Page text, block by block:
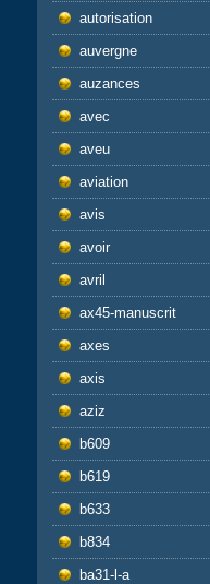
autorisation
auvergne
auzances
avec
aveu
aviation
avis
avoir
avril
ax45-manuscrit
axes
axis
aziz
b609
b619
b633
b834
ba31-l-a